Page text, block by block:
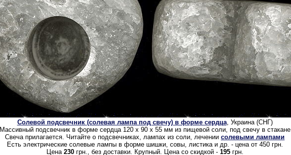
Солевой подсвечник (солевая лампа под свечу) в форме сердца, Украина (СНГ)
Массивный подсвечник в форме сердца 120 х 90 х 55 мм из пищевой соли, под свечу в стакане
Свеча прилагается. Читайте о подсвечниках, лампах из соли, лечении солевыми лампами
Есть электрические солевые лампы в форме шишки, совы, листика и др. - цена от 450 грн.
Цена 230грн., без доставки. Крупный. Цена со скидкой - 195грн.